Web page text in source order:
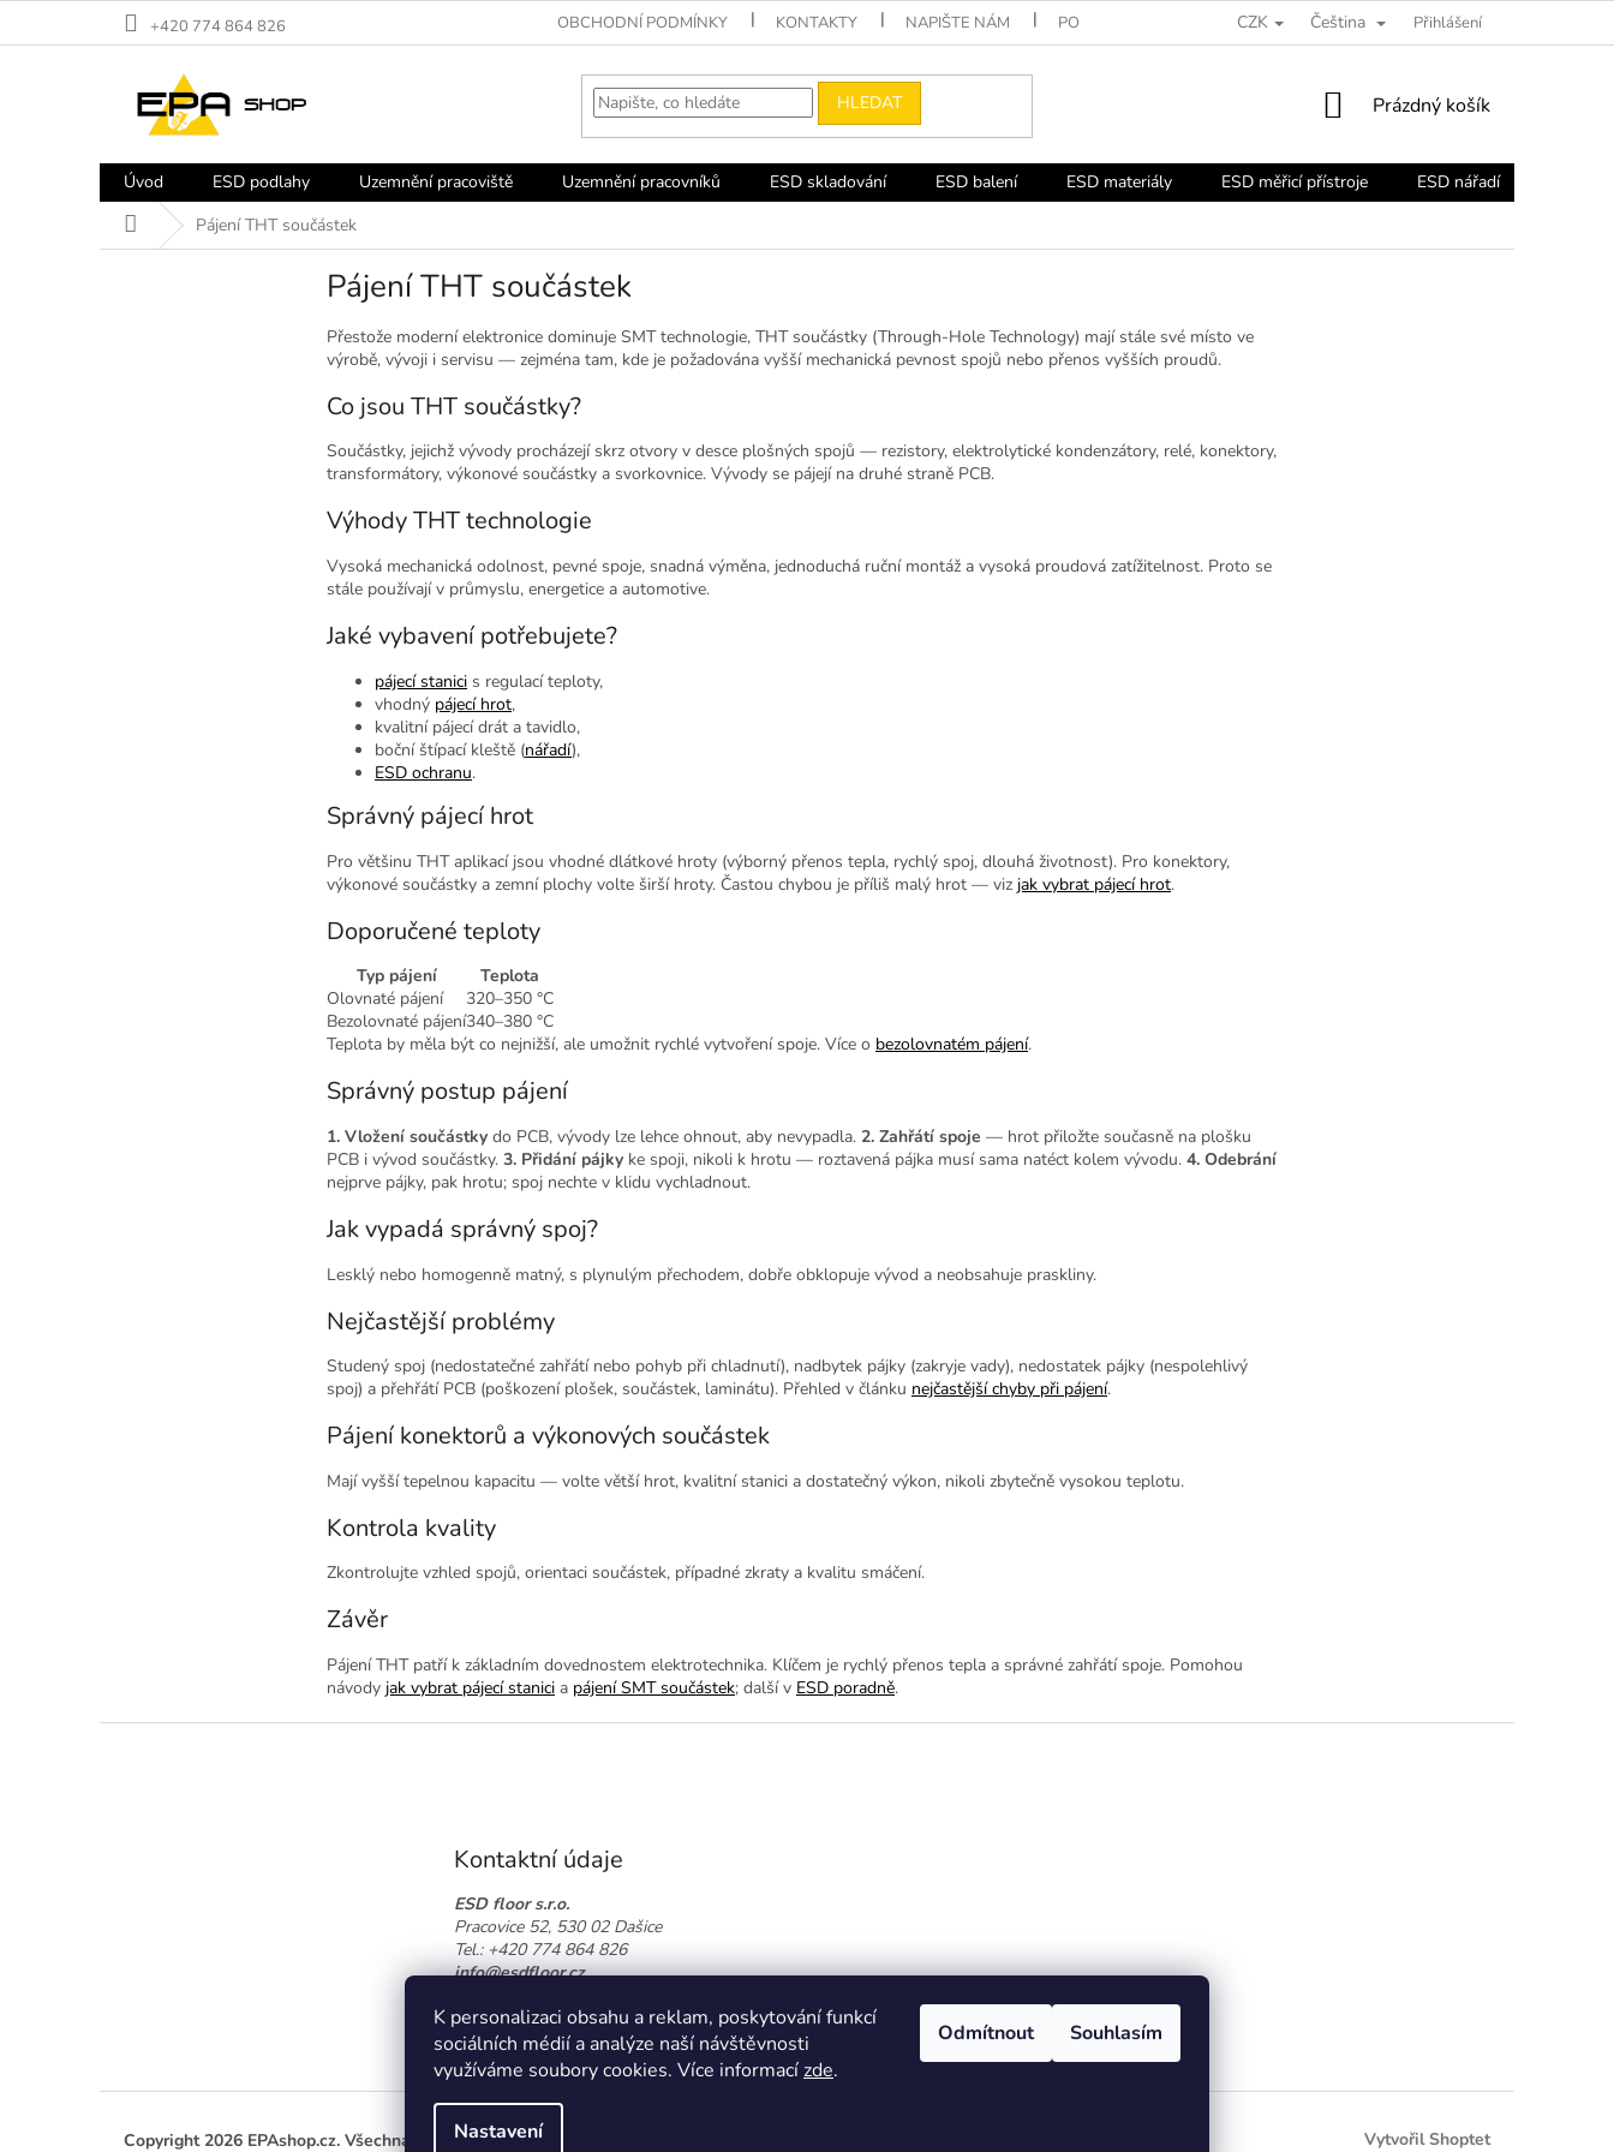
K personalizaci obsahu a reklam, poskytování funkcí
sociálních médií a analýze naší návštěvnosti
využíváme soubory cookies. Více informacízde.
Nastavení
Odmítnout Souhlasím
+420 774 864 826 OBCHODNÍ PODMÍNKY KONTAKTY NAPIŠTE NÁM PORADNA CZK Čeština Přihlášení
HLEDAT
NÁKUPNÍ
Prázdný košík
Úvod ESD podlahy Uzemnění pracoviště Uzemnění pracovníků ESD skladování ESD balení ESD materiály ESD měřicí přístroje ESD nářadí
Domů Pájení THT součástek
Pájení THT součástek
Přestože moderní elektronice dominuje SMT technologie, THT součástky (Through-Hole Technology) mají stále své místo ve
výrobě, vývoji i servisu — zejména tam, kde je požadována vyšší mechanická pevnost spojů nebo přenos vyšších proudů.
Co jsou THT součástky?
Součástky, jejichž vývody procházejí skrz otvory v desce plošných spojů — rezistory, elektrolytické kondenzátory, relé, konektory,
transformátory, výkonové součástky a svorkovnice. Vývody se pájejí na druhé straně PCB.
Výhody THT technologie
Vysoká mechanická odolnost, pevné spoje, snadná výměna, jednoduchá ruční montáž a vysoká proudová zatížitelnost. Proto se
stále používají v průmyslu, energetice a automotive.
Jaké vybavení potřebujete?
pájecí stanici s regulací teploty,
vhodný pájecí hrot,
kvalitní pájecí drát a tavidlo,
boční štípací kleště (nářadí),
ESD ochranu.
Správný pájecí hrot
Pro většinu THT aplikací jsou vhodné dlátkové hroty (výborný přenos tepla, rychlý spoj, dlouhá životnost). Pro konektory,
výkonové součástky a zemní plochy volte širší hroty. Častou chybou je příliš malý hrot — viz jak vybrat pájecí hrot.
Doporučené teploty
Typ pájení
Teplota
Olovnaté pájení
320–350 °C
Bezolovnaté pájení340–380 °C
Teplota by měla být co nejnižší, ale umožnit rychlé vytvoření spoje. Více o bezolovnatém pájení.
Správný postup pájení
1. Vložení součástky do PCB, vývody lze lehce ohnout, aby nevypadla. 2. Zahřátí spoje — hrot přiložte současně na plošku
PCB i vývod součástky. 3. Přidání pájky ke spoji, nikoli k hrotu — roztavená pájka musí sama natéct kolem vývodu. 4. Odebrání
nejprve pájky, pak hrotu; spoj nechte v klidu vychladnout.
Jak vypadá správný spoj?
Lesklý nebo homogenně matný, s plynulým přechodem, dobře obklopuje vývod a neobsahuje praskliny.
Nejčastější problémy
Studený spoj (nedostatečné zahřátí nebo pohyb při chladnutí), nadbytek pájky (zakryje vady), nedostatek pájky (nespolehlivý
spoj) a přehřátí PCB (poškození plošek, součástek, laminátu). Přehled v článku nejčastější chyby při pájení.
Pájení konektorů a výkonových součástek
Mají vyšší tepelnou kapacitu — volte větší hrot, kvalitní stanici a dostatečný výkon, nikoli zbytečně vysokou teplotu.
Kontrola kvality
Zkontrolujte vzhled spojů, orientaci součástek, případné zkraty a kvalitu smáčení.
Závěr
Pájení THT patří k základním dovednostem elektrotechnika. Klíčem je rychlý přenos tepla a správné zahřátí spoje. Pomohou
návody jak vybrat pájecí stanici a pájení SMT součástek; další v ESD poradně.
Kontaktní údaje
ESD floor s.r.o.
Pracovice 52, 530 02 Dašice
Tel.: +420 774 864 826
info@esdfloor.cz
Vytvořil Shoptet
Copyright 2026 EPAshop.cz. Všechna práva vyhrazena.